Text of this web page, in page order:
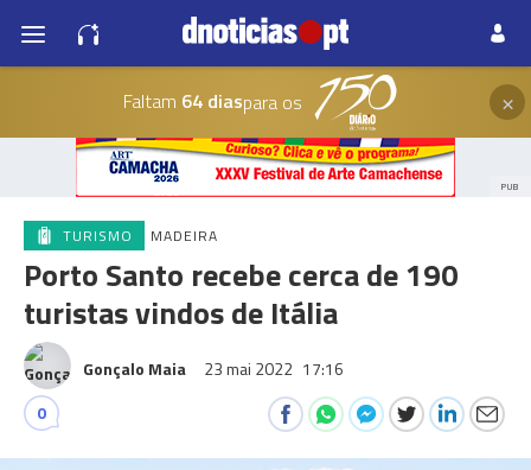
Faltam 64 diaspara os ×
PUB
TURISMO MADEIRA
Porto Santo recebe cerca de 190
turistas vindos de Itália
Gonçalo Maia 23 mai 2022 17:16
0